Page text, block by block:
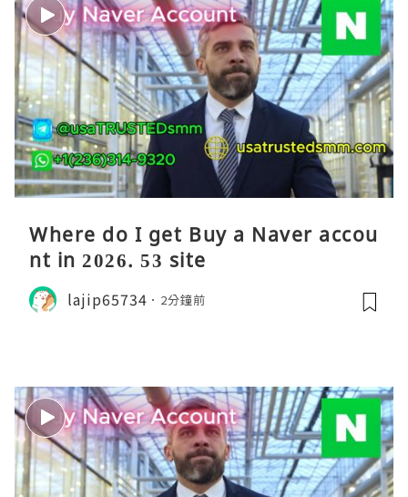
Where do I get Buy a Naver accou
nt in 2026. 53 site
lajip65734 2分鐘前